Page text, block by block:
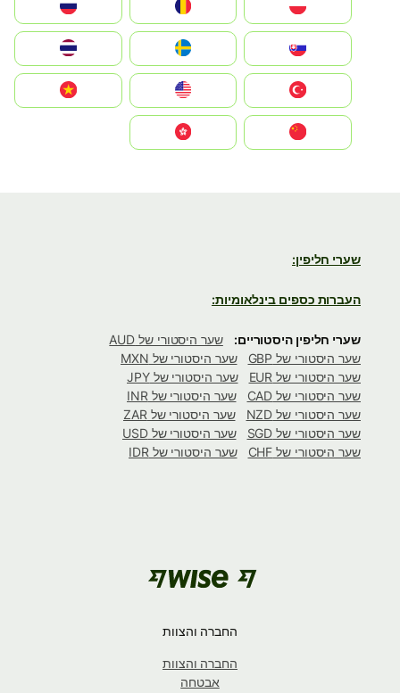
România
Slovensko
United States
Vietnam
שערי חליפין:
העברות כספים בינלאומיות:
שערי חליפין היסטוריים:
שער היסטורי של AUD
שער היסטורי של GBP
שער היסטורי של MXN
שער היסטורי של EUR
שער היסטורי של JPY
שער היסטורי של CAD
שער היסטורי של INR
שער היסטורי של NZD
שער היסטורי של ZAR
שער היסטורי של SGD
שער היסטורי של USD
שער היסטורי של CHF
שער היסטורי של IDR
החברה והצוות
החברה והצוות
אבטחה